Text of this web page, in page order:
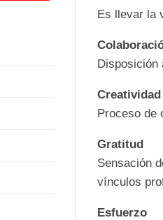
Es llevar la
Disposición
Creatividad
Proceso de
Gratitud
Sensación
vínculos
Esfuerzo